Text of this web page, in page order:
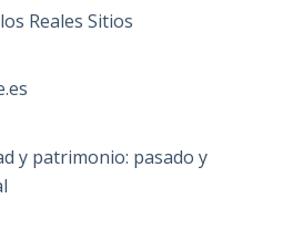
Reales Sitios
y patrimonio: pasado y